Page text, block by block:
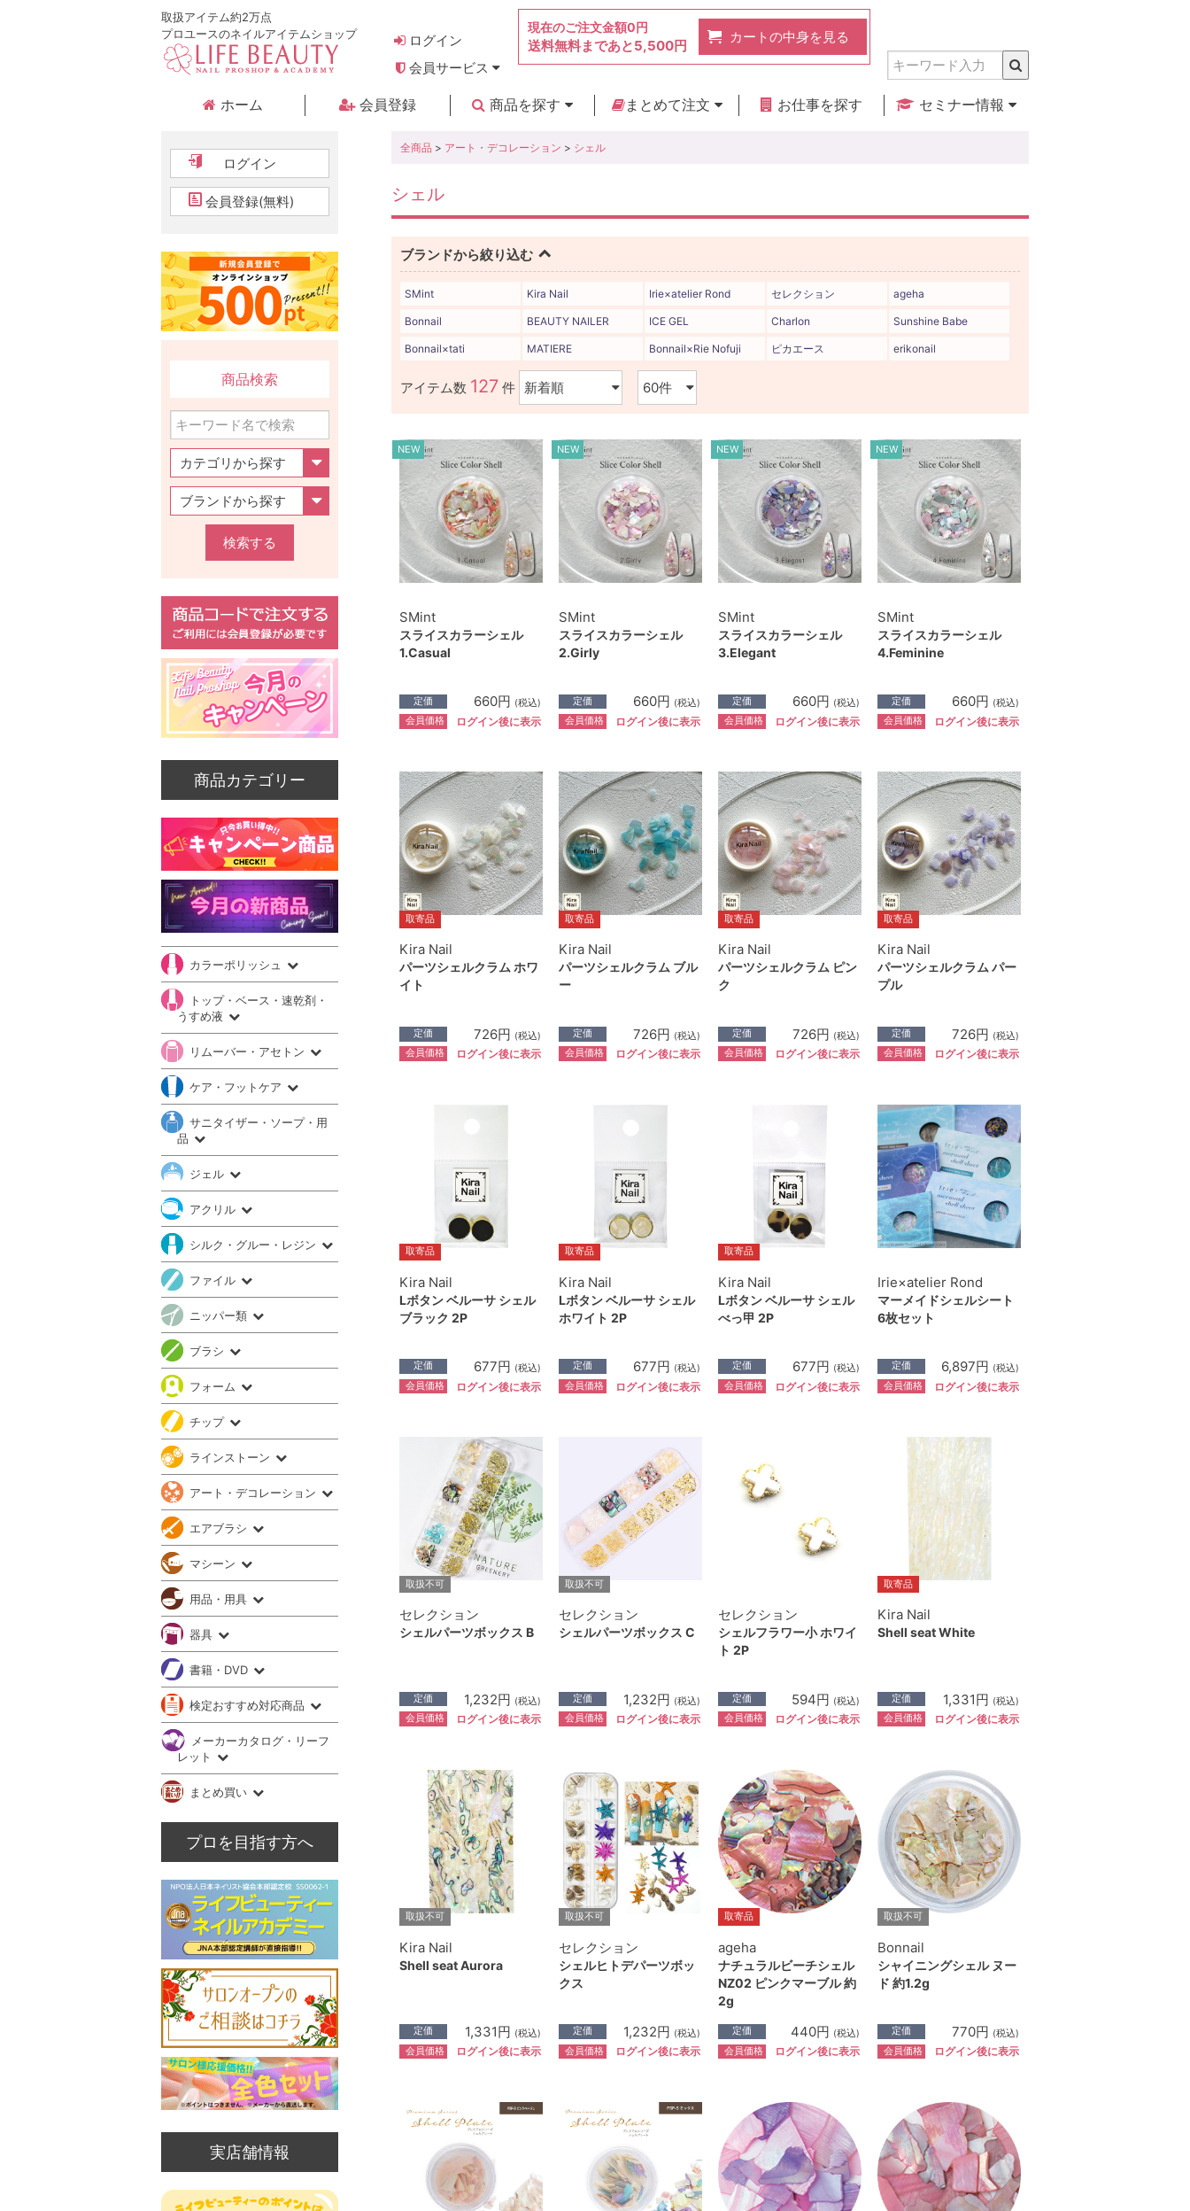
取扱アイテム約2万点
プロユースのネイルアイテムショップ
ログイン
会員サービス
現在のご注文金額0円
送料無料まであと5,500円
カートの中身を見る
ホーム 会員登録
商品を探す
まとめて注文
お仕事を探す
セミナー情報
全商品 > アート・デコレーション > シェル
シェル
ブランドから絞り込む
SMint Kira Nail Irie×atelier Rond セレクション ageha
Bonnail BEAUTY NAILER ICE GEL Charlon Sunshine Babe
Bonnail×tati MATIERE Bonnail×Rie Nofuji ピカエース erikonail
アイテム数 127 件
NEW
SMint
スライスカラーシェル
1.Casual
定価 660円 (税込)
会員価格 ログイン後に表示
NEW
SMint
スライスカラーシェル
2.Girly
定価 660円 (税込)
会員価格 ログイン後に表示
NEW
SMint
スライスカラーシェル
3.Elegant
定価 660円 (税込)
会員価格 ログイン後に表示
NEW
SMint
スライスカラーシェル
4.Feminine
定価 660円 (税込)
会員価格 ログイン後に表示
取寄品
Kira Nail
パーツシェルクラム ホワ
イト
定価 726円 (税込)
会員価格 ログイン後に表示
取寄品
Kira Nail
パーツシェルクラム ブル
ー
定価 726円 (税込)
会員価格 ログイン後に表示
取寄品
Kira Nail
パーツシェルクラム ピン
ク
定価 726円 (税込)
会員価格 ログイン後に表示
取寄品
Kira Nail
パーツシェルクラム パー
プル
定価 726円 (税込)
会員価格 ログイン後に表示
取寄品
Kira Nail
Lボタン ベルーサ シェル
ブラック 2P
定価 677円 (税込)
会員価格 ログイン後に表示
取寄品
Kira Nail
Lボタン ベルーサ シェル
ホワイト 2P
定価 677円 (税込)
会員価格 ログイン後に表示
取寄品
Kira Nail
Lボタン ベルーサ シェル
べっ甲 2P
定価 677円 (税込)
会員価格 ログイン後に表示
Irie×atelier Rond
マーメイドシェルシート
6枚セット
定価 6,897円 (税込)
会員価格 ログイン後に表示
取扱不可
セレクション
シェルパーツボックス B
定価 1,232円 (税込)
会員価格 ログイン後に表示
取扱不可
セレクション
シェルパーツボックス C
定価 1,232円 (税込)
会員価格 ログイン後に表示
セレクション
シェルフラワー小 ホワイ
ト 2P
定価 594円 (税込)
会員価格 ログイン後に表示
取寄品
Kira Nail
Shell seat White
定価 1,331円 (税込)
会員価格 ログイン後に表示
取扱不可
Kira Nail
Shell seat Aurora
定価 1,331円 (税込)
会員価格 ログイン後に表示
取扱不可
セレクション
シェルヒトデパーツボッ
クス
定価 1,232円 (税込)
会員価格 ログイン後に表示
取寄品
ageha
ナチュラルビーチシェル
NZ02 ピンクマーブル 約
2g
定価 440円 (税込)
会員価格 ログイン後に表示
取扱不可
Bonnail
シャイニングシェル ヌー
ド 約1.2g
定価 770円 (税込)
会員価格 ログイン後に表示
ログイン
会員登録(無料)
商品検索
検索する
商品カテゴリー
カラーポリッシュ
トップ・ベース・速乾剤・
うすめ液
リムーバー・アセトン
ケア・フットケア
サニタイザー・ソープ・用
品
ジェル
アクリル
シルク・グルー・レジン
ファイル
ニッパー類
ブラシ
フォーム
チップ
ラインストーン
アート・デコレーション
エアブラシ
マシーン
用品・用具
器具
書籍・DVD
検定おすすめ対応商品
メーカーカタログ・リーフ
レット
まとめ買い
プロを目指す方へ
実店舗情報